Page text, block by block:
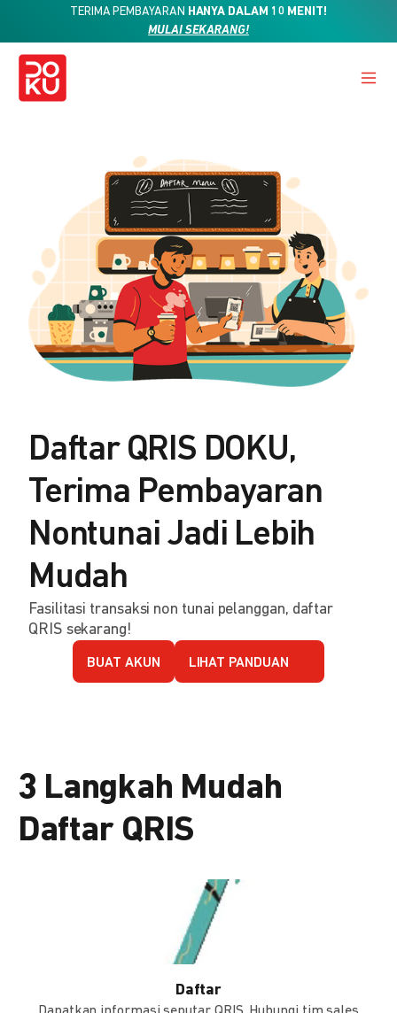
TERIMA PEMBAYARAN HANYA DALAM 10 MENIT!
MULAI SEKARANG!
Daftar QRIS DOKU,
Terima Pembayaran
Nontunai Jadi Lebih
Mudah
Fasilitasi transaksi non tunai pelanggan, daftar
QRIS sekarang!
BUAT AKUN LIHAT PANDUAN
3 Langkah Mudah
Daftar QRIS
Daftar